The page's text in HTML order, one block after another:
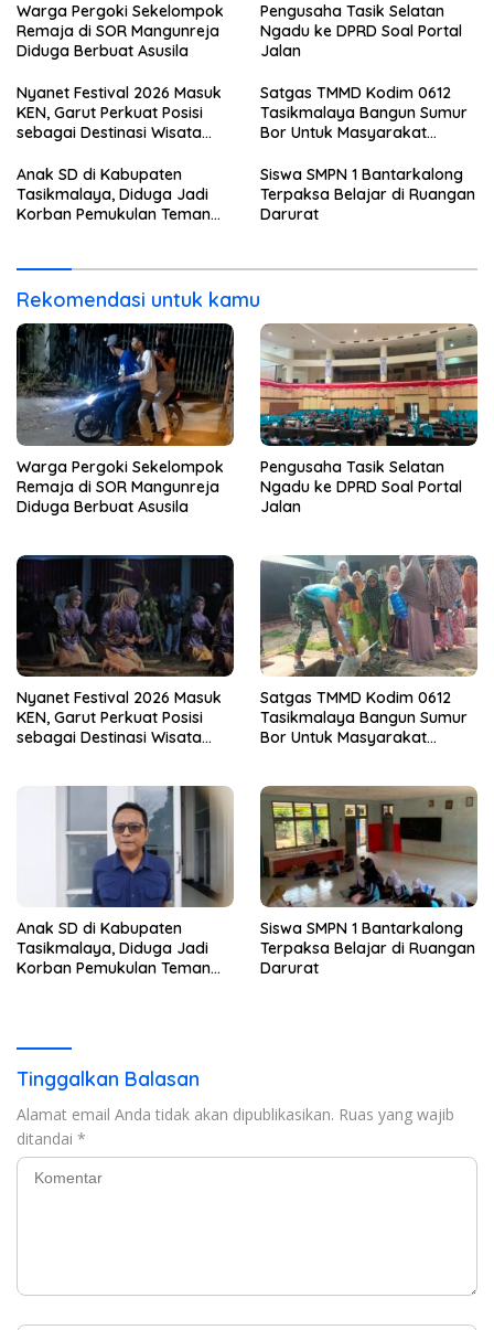
Warga Pergoki Sekelompok
Remaja di SOR Mangunreja
Diduga Berbuat Asusila
Pengusaha Tasik Selatan
Ngadu ke DPRD Soal Portal
Jalan
Nyanet Festival 2026 Masuk
KEN, Garut Perkuat Posisi
sebagai Destinasi Wisata
Satgas TMMD Kodim 0612
Tasikmalaya Bangun Sumur
Bor Untuk Masyarakat
Anak SD di Kabupaten
Tasikmalaya, Diduga Jadi
Korban Pemukulan Teman
Siswa SMPN 1 Bantarkalong
Terpaksa Belajar di Ruangan
Darurat
Rekomendasi untuk kamu
Warga Pergoki Sekelompok
Remaja di SOR Mangunreja
Diduga Berbuat Asusila
Pengusaha Tasik Selatan
Ngadu ke DPRD Soal Portal
Jalan
Nyanet Festival 2026 Masuk
KEN, Garut Perkuat Posisi
sebagai Destinasi Wisata
Satgas TMMD Kodim 0612
Tasikmalaya Bangun Sumur
Bor Untuk Masyarakat
Anak SD di Kabupaten
Tasikmalaya, Diduga Jadi
Korban Pemukulan Teman
Siswa SMPN 1 Bantarkalong
Terpaksa Belajar di Ruangan
Darurat
Tinggalkan Balasan
Alamat email Anda tidak akan dipublikasikan. Ruas yang wajib
ditandai *